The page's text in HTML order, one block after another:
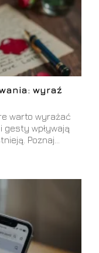
wyraź
warto wyrażać
gesty wpływają
Poznaj...